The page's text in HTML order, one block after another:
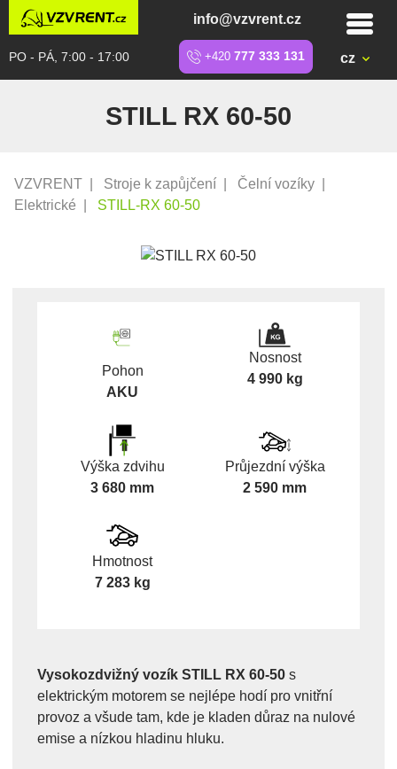
info@vzvrent.cz
PO - PÁ, 7:00 - 17:00 +420 777 333 131 cz
STILL RX 60-50
VZVRENT Stroje k zapůjčení Čelní vozíky
Elektrické
STILL-RX 60-50
Pohon
AKU
Nosnost
4 990 kg
Výška zdvihu
3 680 mm
Průjezdní výška
2 590 mm
Hmotnost
7 283 kg
Vysokozdvižný vozík STILL RX 60-50 s
elektrickým motorem se nejlépe hodí pro vnitřní
provoz a všude tam, kde je kladen důraz na nulové
emise a nízkou hladinu hluku.